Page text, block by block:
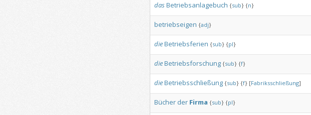
dasBetriebsanlagebuch {sub} {n}
betriebseigen {adj}
dieBetriebsferien {sub} {pl}
dieBetriebsforschung {sub} {f}
dieBetriebsschließung {sub} {f}[Fabriksschließung]
Bücher der Firma {sub} {pl}